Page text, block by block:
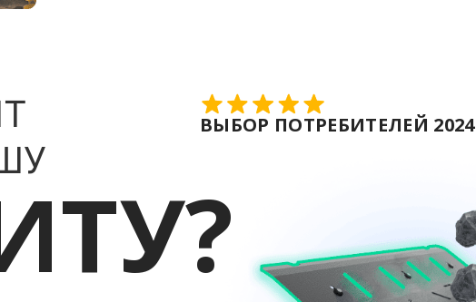
ВЫБОР ПОТРЕБИТЕЛЕЙ 2024